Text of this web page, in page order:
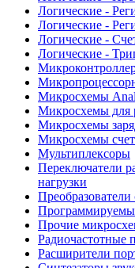
Логические -
Логические -
Логические -
Логические -
Микросхемы
Микросхемы для
Микросхемы
Микросхемы
Мультиплексоры
Переключатели
нагрузки
Преобразователи
Прочие
Радиочастотные
Расширители